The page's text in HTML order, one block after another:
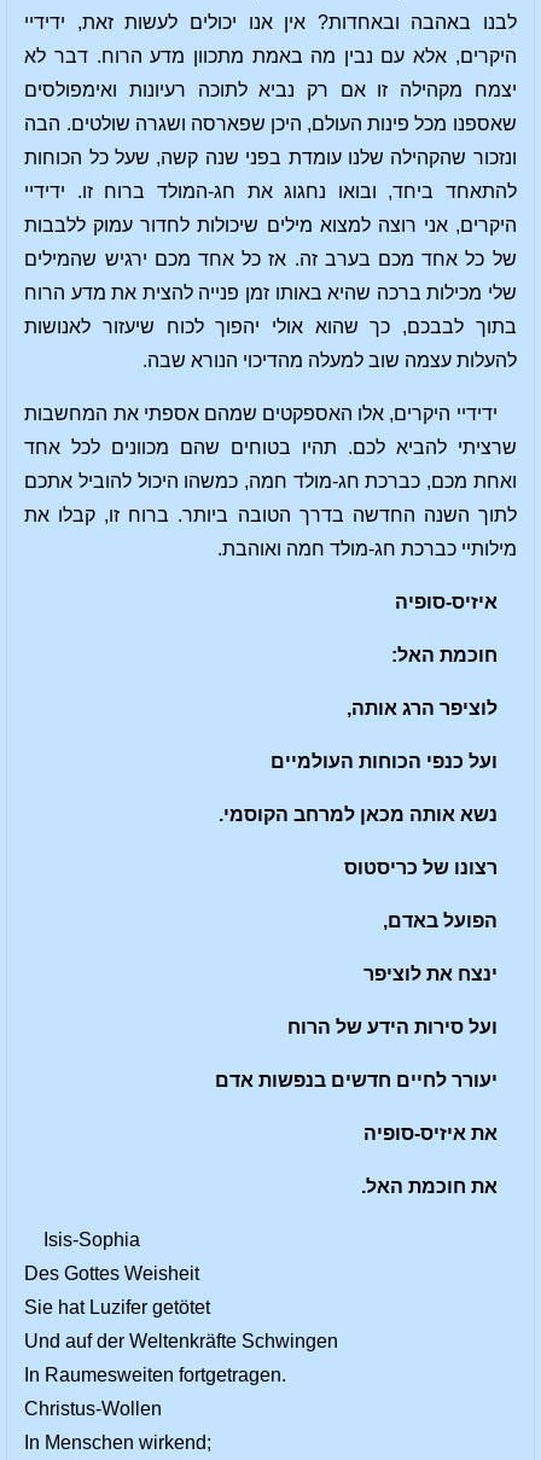
לבנו באהבה ובאחדות? אין אנו יכולים לעשות זאת, ידידיי
היקרים, אלא עם נבין מה באמת מתכוון מדע הרוח. דבר לא
יצמח מקהילה זו אם רק נביא לתוכה רעיונות ואימפולסים
שאספנו מכל פינות העולם, היכן שפארסה ושגרה שולטים. הבה
ונזכור שהקהילה שלנו עומדת בפני שנה קשה, שעל כל הכוחות
להתאחד ביחד, ובואו נחגוג את חג-המולד ברוח זו. ידידיי
היקרים, אני רוצה למצוא מילים שיכולות לחדור עמוק ללבבות
של כל אחד מכם בערב זה. אז כל אחד מכם ירגיש שהמילים
שלי מכילות ברכה שהיא באותו זמן פנייה להצית את מדע הרוח
בתוך לבבכם, כך שהוא אולי יהפוך לכוח שיעזור לאנושות
להעלות עצמה שוב למעלה מהדיכוי הנורא שבה.
ידידיי היקרים, אלו האספקטים שמהם אספתי את המחשבות
שרציתי להביא לכם. תהיו בטוחים שהם מכוונים לכל אחד
ואחת מכם, כברכת חג-מולד חמה, כמשהו היכול להוביל אתכם
לתוך השנה החדשה בדרך הטובה ביותר. ברוח זו, קבלו את
מילותיי כברכת חג-מולד חמה ואוהבת.
איזיס-סופיה
חוכמת האל:
לוציפר הרג אותה,
ועל כנפי הכוחות העולמיים
נשא אותה מכאן למרחב הקוסמי.
רצונו של כריסטוס
הפועל באדם,
ינצח את לוציפר
ועל סירות הידע של הרוח
יעורר לחיים חדשים בנפשות אדם
את איזיס-סופיה
את חוכמת האל.
Isis-Sophia
Des Gottes Weisheit
Sie hat Luzifer getötet
Und auf der Weltenkräfte Schwingen
In Raumesweiten fortgetragen.
Christus-Wollen
In Menschen wirkend;